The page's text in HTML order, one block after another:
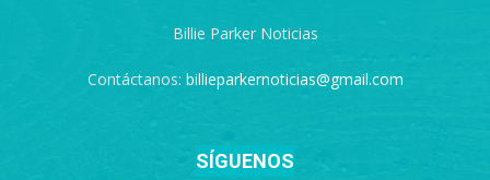
Billie Parker Noticias
Contáctanos: billieparkernoticias@gmail.com
SÍGUENOS